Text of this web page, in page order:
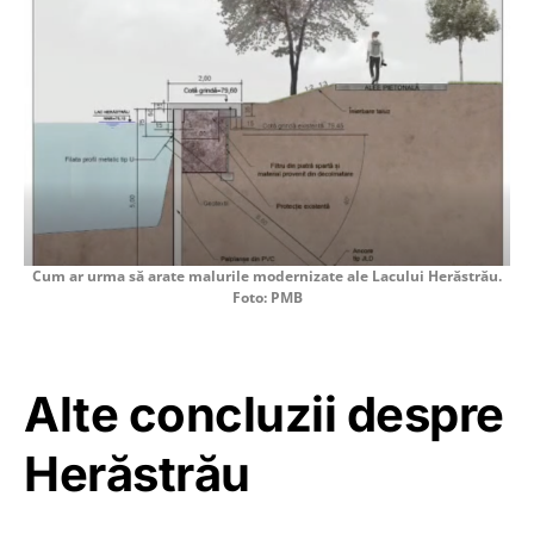
Cum ar urma să arate malurile modernizate ale Lacului Herăstrău.
Foto: PMB
Alte concluzii despre
Herăstrău